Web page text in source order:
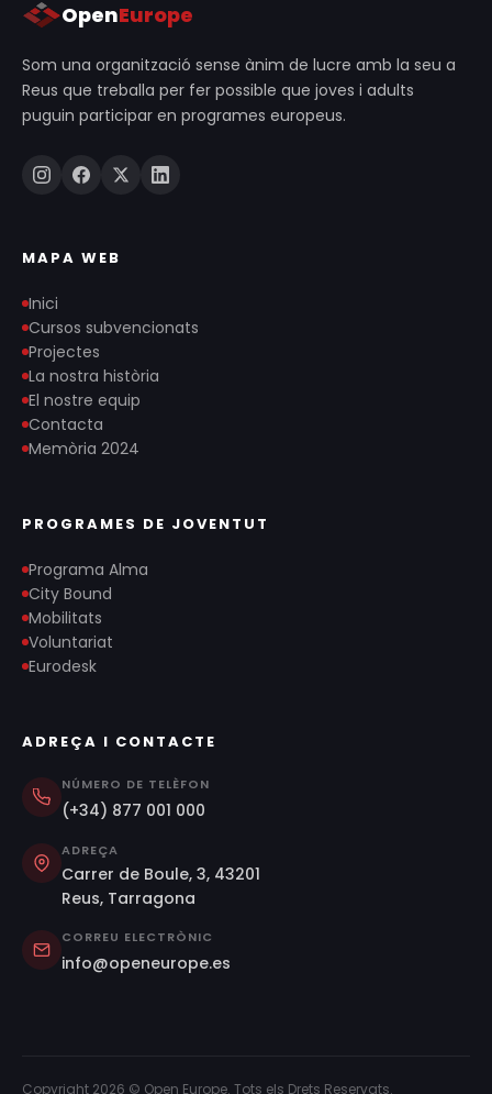
OpenEurope
Som una organització sense ànim de lucre amb la seu a
Reus que treballa per fer possible que joves i adults
puguin participar en programes europeus.
MAPA WEB
Inici
Cursos subvencionats
Projectes
La nostra història
El nostre equip
Contacta
Memòria 2024
PROGRAMES DE JOVENTUT
Programa Alma
City Bound
Mobilitats
Voluntariat
Eurodesk
ADREÇA I CONTACTE
NÚMERO DE TELÈFON
(+34) 877 001 000
ADREÇA
Carrer de Boule, 3, 43201
Reus, Tarragona
CORREU ELECTRÒNIC
info@openeurope.es
Copyright 2026 © Open Europe. Tots els Drets Reservats.